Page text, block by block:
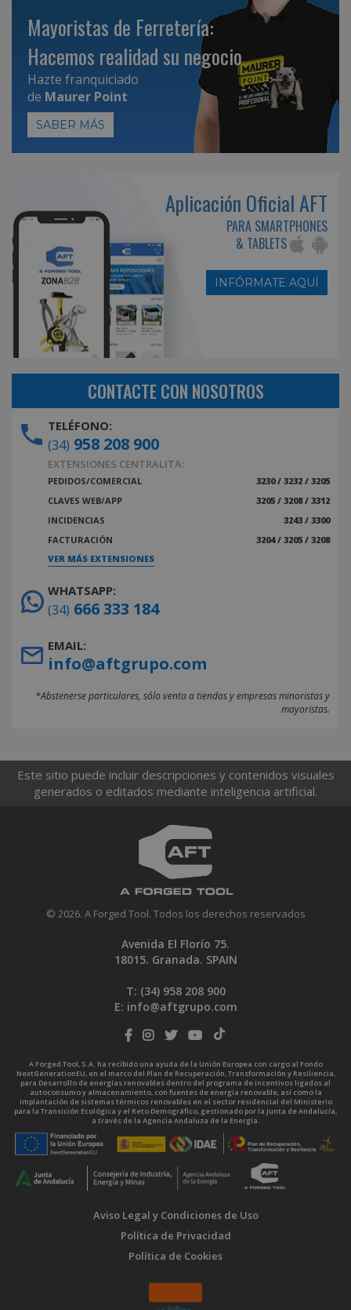
Mayoristas de Ferretería:
Hacemos realidad su negocio
Hazte franquiciado
de Maurer Point
SABER MÁS
Aplicación Oficial AFT
PARA SMARTPHONES
& TABLETS
INFÓRMATE AQUÍ
CONTACTE CON NOSOTROS
TELÉFONO:
(34) 958 208 900
EXTENSIONES CENTRALITA:
PEDIDOS/COMERCIAL
3230 / 3232 / 3205
CLAVES WEB/APP
3205 / 3208 / 3312
INCIDENCIAS
3243 / 3300
FACTURACIÓN
3204 / 3205 / 3208
VER MÁS EXTENSIONES
WHATSAPP:
(34) 666 333 184
EMAIL:
info@aftgrupo.com
*Abstenerse particulares, sólo venta a tiendas y empresas minoristas y
mayoristas.
Este sitio puede incluir descripciones y contenidos visuales
generados o editados mediante inteligencia artificial.
© 2026. A Forged Tool. Todos los derechos reservados
Avenida El Florío 75.
18015. Granada. SPAIN
T: (34) 958 208 900
E: info@aftgrupo.com
A Forged Tool, S.A. ha recibido una ayuda de la Unión Europea con cargo al Fondo
NextGenerationEU, en el marco del Plan de Recuperación, Transformación y Resiliencia,
para Desarrollo de energías renovables dentro del programa de incentivos ligados al
autoconsumo y almacenamiento, con fuentes de energía renovable, así como la
implantación de sistemas térmicos renovables en el sector residencial del Ministerio
para la Transición Ecológica y el Reto Demográfico, gestionado por la Junta de Andalucía,
a través de la Agencia Andaluza de la Energía.
Aviso Legal y Condiciones de Uso
Política de Privacidad
Política de Cookies